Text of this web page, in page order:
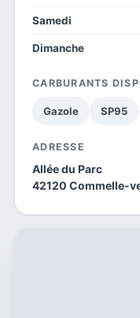
Samedi
Dimanche
CARBURANTS
Gazole SP95
ADRESSE
Allée du Parc
42120 Commelle-